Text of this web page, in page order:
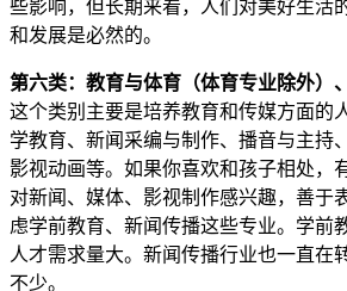
些影响，但长期来看，人们对美好生活
和发展是必然的。
第六类：教育与体育（体育专业除外）
这个类别主要是培养教育和传媒方面的
学教育、新闻采编与制作、播音与主持
影视动画等。如果你喜欢和孩子相处，
对新闻、媒体、影视制作感兴趣，善于
虑学前教育、新闻传播这些专业。学前
人才需求量大。新闻传播行业也一直在
不少。